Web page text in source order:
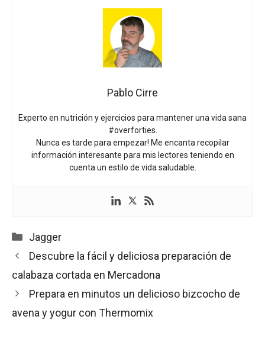
Pablo Cirre
Experto en nutrición y ejercicios para mantener una vida sana
#overforties.
Nunca es tarde para empezar! Me encanta recopilar
información interesante para mis lectores teniendo en
cuenta un estilo de vida saludable.
Categorías
Jagger
Descubre la fácil y deliciosa preparación de
calabaza cortada en Mercadona
Prepara en minutos un delicioso bizcocho de
avena y yogur con Thermomix